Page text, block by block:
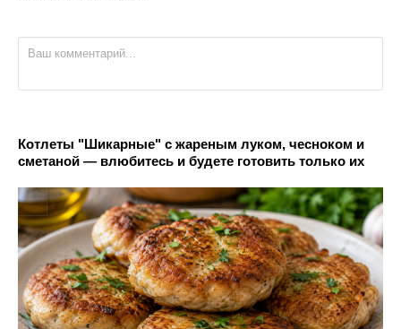
Котлеты "Шикарные" с жареным луком, чесноком и
сметаной — влюбитесь и будете готовить только их